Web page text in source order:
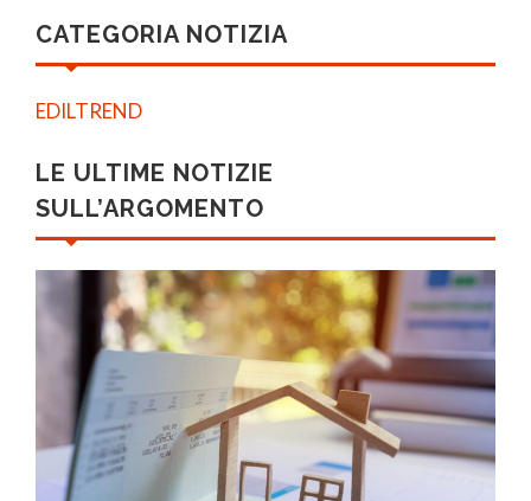
CATEGORIA NOTIZIA
EDILTREND
LE ULTIME NOTIZIE
SULL’ARGOMENTO